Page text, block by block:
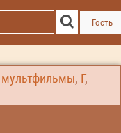
Гость
мультфильмы, Г,